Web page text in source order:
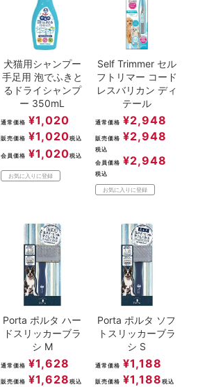
犬猫用シャンプー
手足用 泡でふきと
るドライシャンプ
ー 350mL
通常価格 ¥1,020
販売価格 ¥1,020税込
会員価格 ¥1,020税込
お気に入りに登録
Self Trimmer セル
フトリマー コード
レスバリカン ディ
テール
通常価格 ¥2,948
販売価格 ¥2,948
税込
会員価格 ¥2,948
税込
お気に入りに登録
Porta ポルタ ハー
ドスリッカーブラ
シ M
通常価格 ¥1,628
販売価格 ¥1,628 税込
Porta ポルタ ソフ
トスリッカーブラ
シ S
通常価格 ¥1,188
販売価格 ¥1,188 税込